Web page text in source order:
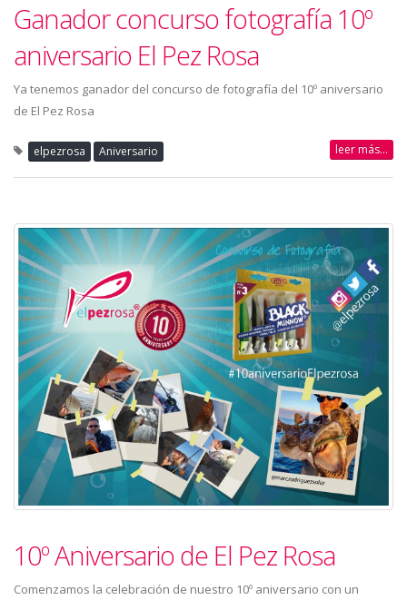
Ganador concurso fotografía 10º
aniversario El Pez Rosa
Ya tenemos ganador del concurso de fotografía del 10º aniversario
de El Pez Rosa
elpezrosa Aniversario leer más...
10º Aniversario de El Pez Rosa
Comenzamos la celebración de nuestro 10º aniversario con un